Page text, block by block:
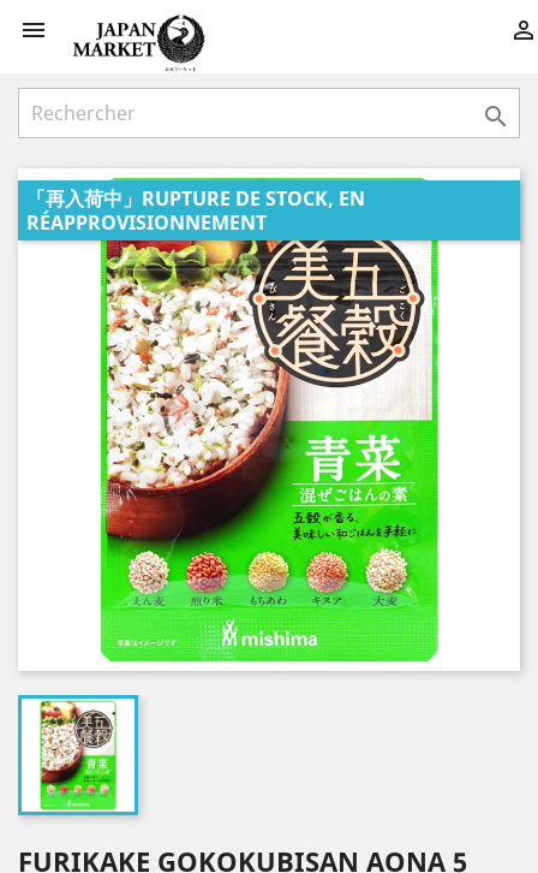
 

「再入荷中」RUPTURE DE STOCK, EN
RÉAPPROVISIONNEMENT
FURIKAKE GOKOKUBISAN AONA 5